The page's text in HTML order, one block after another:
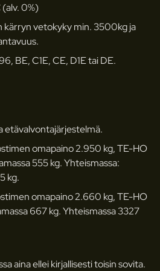
0%)
kärryn vetokyky min. 3500kg ja
BE, C1E, CE, D1E tai DE.
etävalvontajärjestelmä.
omapaino 2.950 kg, TE-HO
555 kg. Yhteismassa:
kg.
omapaino 2.660 kg, TE-HO
667 kg. Yhteismassa 3327
aina ellei kirjallisesti toisin sovita.